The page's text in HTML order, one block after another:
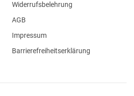
Widerrufsbelehrung
AGB
Impressum
Barrierefreiheitserklärung